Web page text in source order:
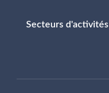
Secteurs d'activités